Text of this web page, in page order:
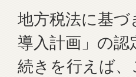
地方税法に基
導入計画」の
続きを行えば